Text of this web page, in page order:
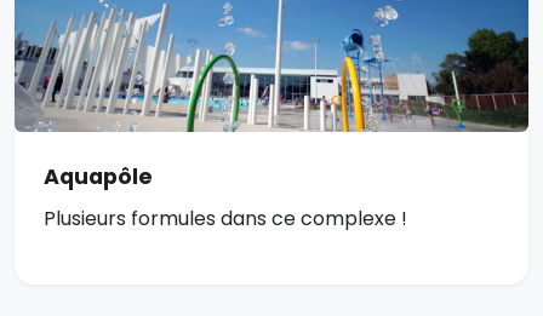
Aquapôle
Plusieurs formules dans ce complexe !